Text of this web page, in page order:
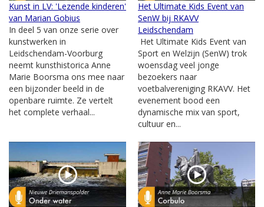
Kunst in LV: 'Lezende kinderen'
van Marian Gobius
In deel 5 van onze serie over
kunstwerken in
Leidschendam-Voorburg
neemt kunsthistorica Anne
Marie Boorsma ons mee naar
een bijzonder beeld in de
openbare ruimte. Ze vertelt
het complete verhaal...
Het Ultimate Kids Event van
SenW bij RKAVV
Leidschendam
Het Ultimate Kids Event van
Sport en Welzijn (SenW) trok
woensdag veel jonge
bezoekers naar
voetbalvereniging RKAVV. Het
evenement bood een
dynamische mix van sport,
cultuur en...